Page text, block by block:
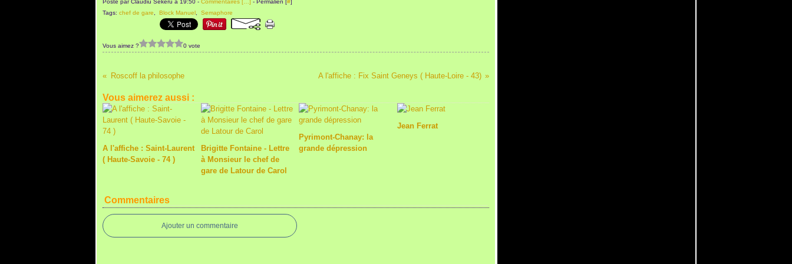
Posté par Claudiu Sekeru à 19:50 - Commentaires [ ] - Permalien [#]
Tags: chef de gare Block Manuel Semaphore
Vous aimez ? 0 vote
Roscoff la philosophe A l'affiche : Fix Saint Geneys ( Haute-Loire - 43)
Vous aimerez aussi :
A l'affiche : Saint-Laurent
( Haute-Savoie - 74 )
Brigitte Fontaine - Lettre
à Monsieur le chef de
gare de Latour de Carol
Pyrimont-Chanay: la
grande dépression
Jean Ferrat
Commentaires
Ajouter un commentaire